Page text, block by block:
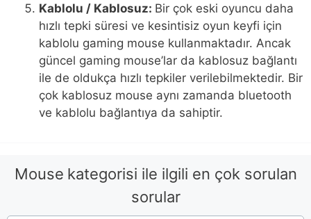
Kablolu / Kablosuz: Bir çok eski oyuncu daha
hızlı tepki süresi ve kesintisiz oyun keyfi için
kablolu gaming mouse kullanmaktadır. Ancak
güncel gaming mouse’lar da kablosuz bağlantı
ile de oldukça hızlı tepkiler verilebilmektedir. Bir
çok kablosuz mouse aynı zamanda bluetooth
ve kablolu bağlantıya da sahiptir.
Mouse kategorisi ile ilgili en çok sorulan
sorular